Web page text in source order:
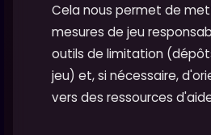
Cela nous permet de
mesures de jeu
outils de limitation
jeu) et, si nécessaire,
vers des ressources